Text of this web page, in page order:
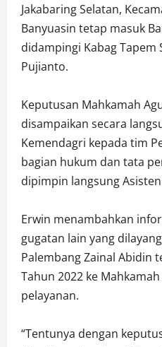
Jakabaring Selatan,
Banyuasin tetap masuk
didampingi Kabag Tapem
Pujianto.
Keputusan Mahkamah
disampaikan secara
Kemendagri kepada tim
bagian hukum dan tata
dipimpin langsung
Erwin menambahkan
gugatan lain yang
Palembang Zainal Abidin
Tahun 2022 ke
pelayanan.
“Tentunya dengan